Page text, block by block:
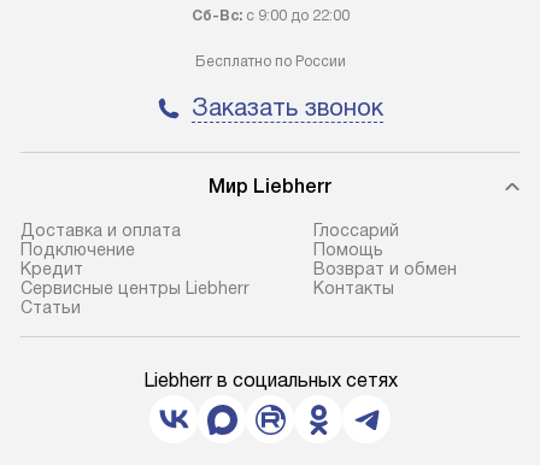
Сб-Вс:с 9:00 до 22:00
Бесплатно по России
Заказать звонок
Мир Liebherr
Доставка и оплата
Подключение
Кредит
Сервисные центры Liebherr
Cтатьи
Глоссарий
Помощь
Возврат и обмен
Контакты
Liebherr в социальных сетях